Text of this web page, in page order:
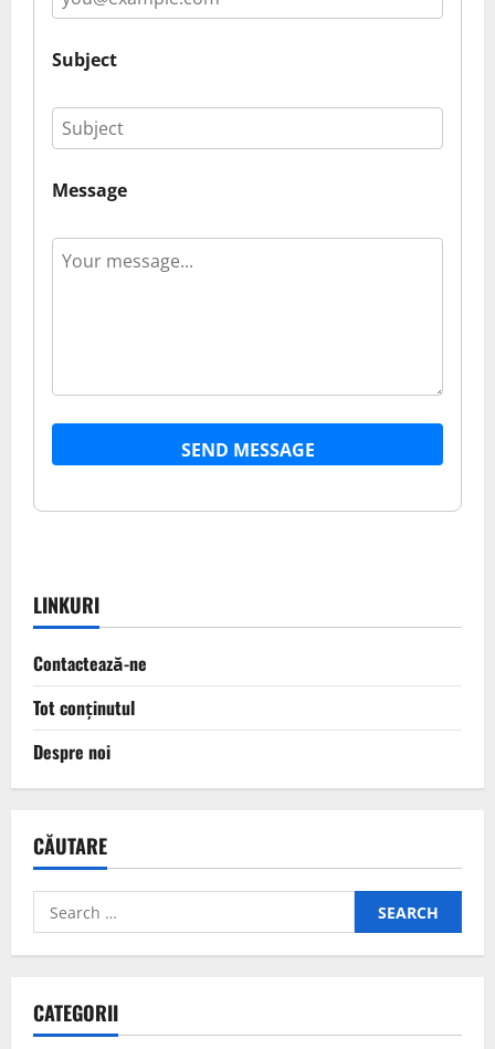
Subject
Message
SEND MESSAGE
LINKURI
Contactează-ne
Tot conținutul
Despre noi
CĂUTARE
Search
for:
CATEGORII